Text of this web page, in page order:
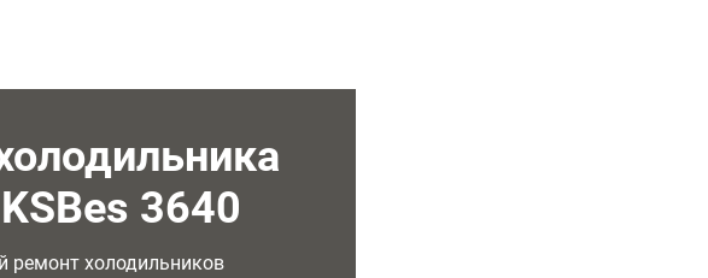
3640
ремонт холодильников